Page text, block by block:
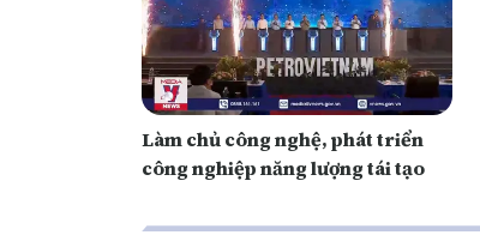
Làm chủ công nghệ, phát triển
công nghiệp năng lượng tái tạo